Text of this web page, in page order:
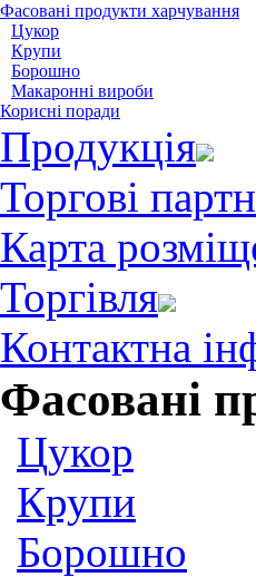
Фасовані продукти харчування
Цукор
Крупи
Борошно
Макаронні вироби
Корисні поради
Продукція
Торгові
Карта
Торгівля
Контактна
Фасовані
Цукор
Крупи
Борошно